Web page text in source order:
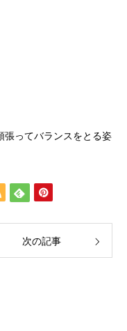
張ってバランスをとる姿
次の記事